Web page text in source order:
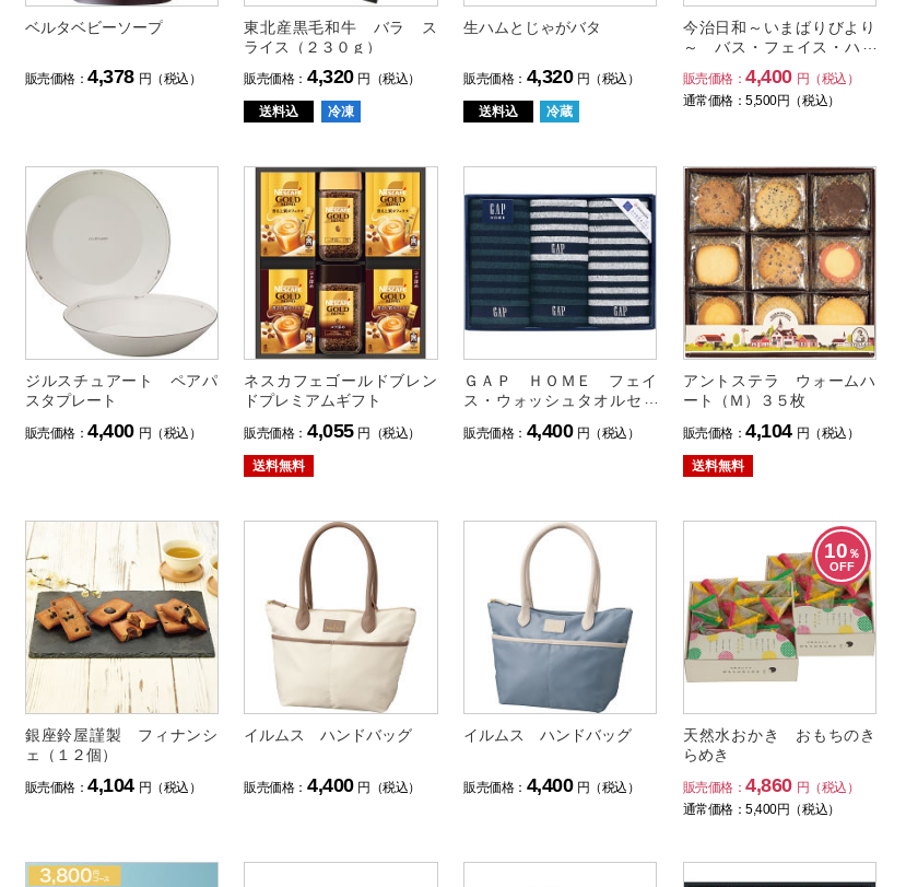
ベルタベビーソープ
販売価格：4,378 円（税込）
東北産黒毛和牛 バラ ス
ライス（２３０ｇ）
販売価格：4,320 円（税込）
送料込 冷凍
生ハムとじゃがバタ
販売価格： 4,320 円（税込）
送料込 冷蔵
今治日和～いまばりびより
～ バス・フェイス・ハン
ドタオルセット
販売価格：4,400 円（税込）
通常価格：5,500円（税込）
ジルスチュアート ペアパ
スタプレート
販売価格：4,400 円（税込）
ネスカフェゴールドブレン
ドプレミアムギフト
販売価格：4,055 円（税込）
送料無料
ＧＡＰ ＨＯＭＥ フェイ
ス・ウォッシュタオルセッ
販売価格： 4,400 円（税込）
アントステラ ウォームハ
ート（Ｍ）３５枚
販売価格：4,104 円（税込）
送料無料
銀座鈴屋謹製 フィナンシ
ェ（１２個）
販売価格：4,104 円（税込）
イルムス ハンドバッグ
販売価格：4,400 円（税込）
イルムス ハンドバッグ
販売価格： 4,400 円（税込）
天然水おかき おもちのき
らめき
販売価格：4,860 円（税込）
通常価格：5,400円（税込）
10 ％
OFF